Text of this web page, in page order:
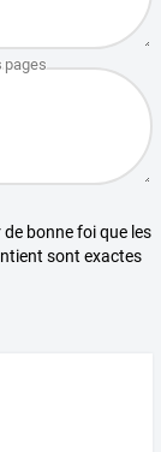
bonne foi que les
sont exactes